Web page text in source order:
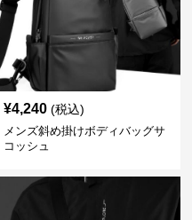
¥4,240 (税込)
メンズ斜め掛けボディバッグサ
コッシュ